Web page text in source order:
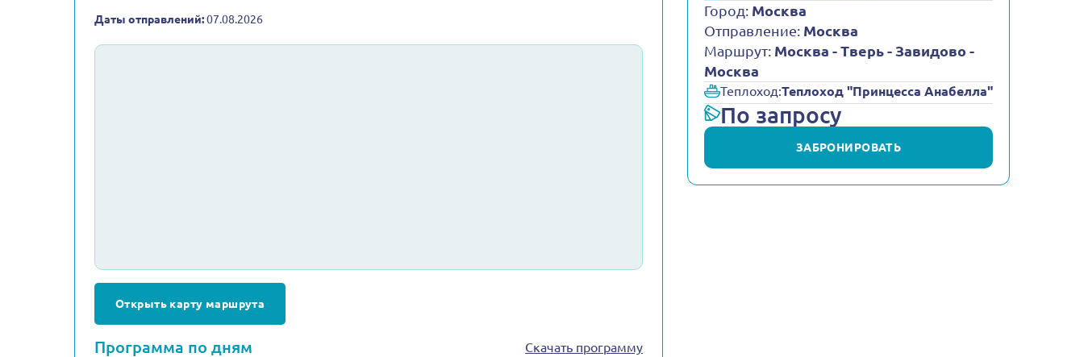
Даты отправлений:07.08.2026
Открыть карту маршрута
Программа по дням Скачать программу
Город: Москва
Отправление: Москва
Маршрут: Москва - Тверь - Завидово -
Москва
Теплоход:Теплоход "Принцесса Анабелла"
По запросу
ЗАБРОНИРОВАТЬ